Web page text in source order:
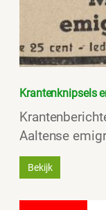
Krantenknipsels
Aaltense
Bekijk